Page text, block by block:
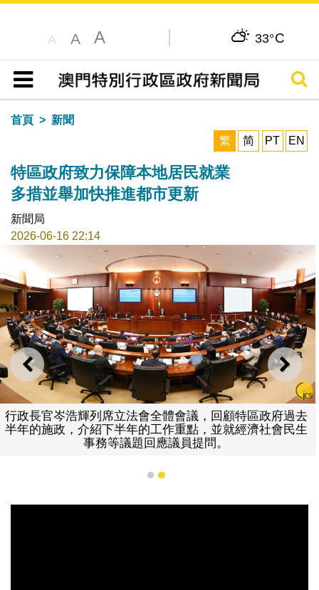
A A A 33°C
目錄
搜尋
首頁
新聞
繁
简 PT EN
特區政府致力保障本地居民就業
多措並舉加快推進都市更新
新聞局
2026-06-16 22:14
上一則 下一
長官岑浩輝列席立法會全體會議，回顧特區政府過去
的施政，介紹下半年的工作重點，並就經濟社會民生
事務等議題回應議員提問。
1 2